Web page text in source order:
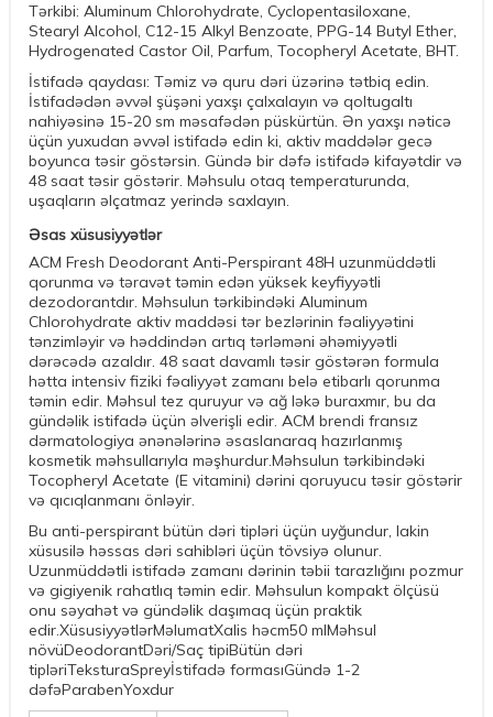
Tərkibi: Aluminum Chlorohydrate, Cyclopentasiloxane,
Stearyl Alcohol, C12-15 Alkyl Benzoate, PPG-14 Butyl Ether,
Hydrogenated Castor Oil, Parfum, Tocopheryl Acetate, BHT.
İstifadə qaydası: Təmiz və quru dəri üzərinə tətbiq edin.
İstifadədən əvvəl şüşəni yaxşı çalxalayın və qoltugaltı
nahiyəsinə 15-20 sm məsafədən püskürtün. Ən yaxşı nəticə
üçün yuxudan əvvəl istifadə edin ki, aktiv maddələr gecə
boyunca təsir göstərsin. Gündə bir dəfə istifadə kifayətdir və
48 saat təsir göstərir. Məhsulu otaq temperaturunda,
uşaqların əlçatmaz yerində saxlayın.
Əsas xüsusiyyətlər
ACM Fresh Deodorant Anti-Perspirant 48H uzunmüddətli
qorunma və təravət təmin edən yüksek keyfiyyətli
dezodorantdır. Məhsulun tərkibindəki Aluminum
Chlorohydrate aktiv maddəsi tər bezlərinin fəaliyyətini
tənzimləyir və həddindən artıq tərləməni əhəmiyyətli
dərəcədə azaldır. 48 saat davamlı təsir göstərən formula
hətta intensiv fiziki fəaliyyət zamanı belə etibarlı qorunma
təmin edir. Məhsul tez quruyur və ağ ləkə buraxmır, bu da
gündəlik istifadə üçün əlverişli edir. ACM brendi fransız
dərmatologiya ənənələrinə əsaslanaraq hazırlanmış
kosmetik məhsullarıyla məşhurdur.Məhsulun tərkibindəki
Tocopheryl Acetate (E vitamini) dərini qoruyucu təsir göstərir
və qıcıqlanmanı önləyir.
Bu anti-perspirant bütün dəri tipləri üçün uyğundur, lakin
xüsusilə həssas dəri sahibləri üçün tövsiyə olunur.
Uzunmüddətli istifadə zamanı dərinin təbii tarazlığını pozmur
və gigiyenik rahatlıq təmin edir. Məhsulun kompakt ölçüsü
onu səyahət və gündəlik daşımaq üçün praktik
edir.XüsusiyyətlərMəlumatXalis həcm50 mlMəhsul
növüDeodorantDəri/Saç tipiBütün dəri
tipləriTeksturaSpreyİstifadə formasıGündə 1-2
dəfəParabenYoxdur